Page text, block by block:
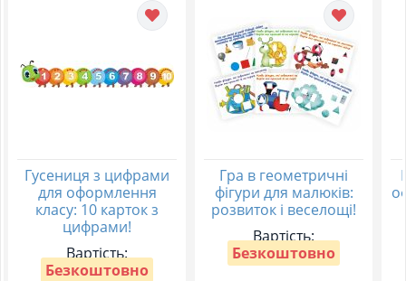
Гусениця з цифрами
для оформлення
класу: 10 карток з
цифрами!
Вартість:
Безкоштовно
Гра в геометричні
фігури для малюків:
розвиток і веселощі!
Вартість:
Безкоштовно